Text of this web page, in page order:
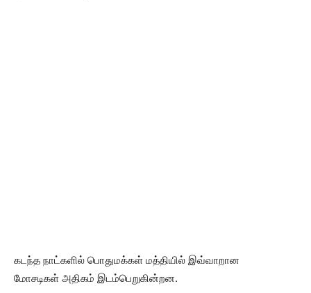
கடந்த நாட்களில் பொதுமக்கள் மத்தியில் இவ்வாறான
மோசடிகள் அதிகம் இடம்பெறுகின்றன.